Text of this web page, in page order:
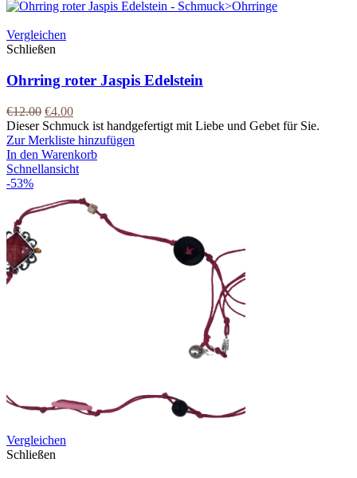
Vergleichen
Schließen
Ohrring roter Jaspis Edelstein
€12.00 €4.00
Dieser Schmuck ist handgefertigt mit Liebe und Gebet für Sie.
Zur Merkliste hinzufügen
In den Warenkorb
Schnellansicht
-53%
Vergleichen
Schließen